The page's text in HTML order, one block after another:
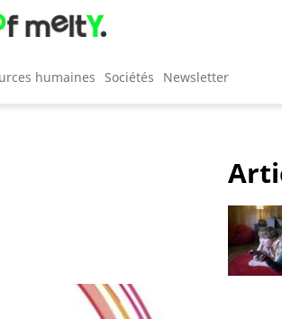
humaines Sociétés Newsletter